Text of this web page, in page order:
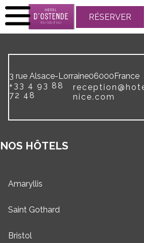
RÉSERVER
3 rue Alsace-Lorraine06000France
+33 4 93 88
72 48
nice.com
NOS HÔTELS
Amaryllis
Saint Gothard
Bristol